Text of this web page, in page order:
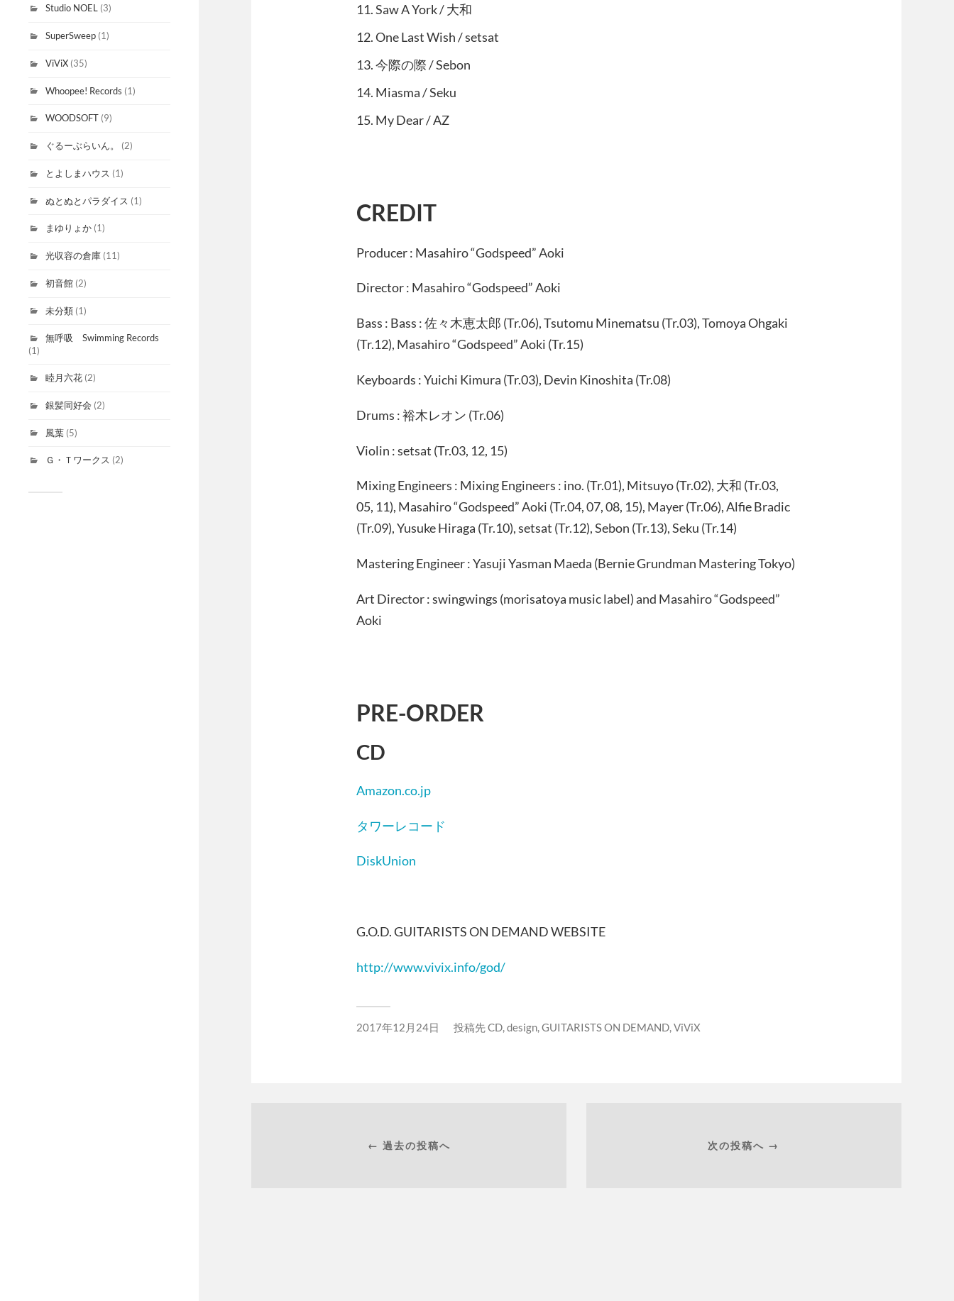
Studio NOEL (3)
SuperSweep (1)
ViViX (35)
Whoopee! Records (1)
WOODSOFT (9)
ぐるーぶらいん。 (2)
とよしまハウス (1)
ぬとぬとパラダイス (1)
まゆりょか (1)
光収容の倉庫 (11)
初音館 (2)
未分類 (1)
無呼吸 Swimming Records
(1)
睦月六花 (2)
銀髪同好会 (2)
風葉 (5)
Ｇ・Ｔワークス (2)
Saw A York / 大和
One Last Wish / setsat
今際の際 / Sebon
Miasma / Seku
My Dear / AZ
CREDIT
Producer : Masahiro “Godspeed” Aoki
Director : Masahiro “Godspeed” Aoki
Bass : Bass : 佐々木恵太郎 (Tr.06), Tsutomu Minematsu (Tr.03), Tomoya Ohgaki
(Tr.12), Masahiro “Godspeed” Aoki (Tr.15)
Keyboards : Yuichi Kimura (Tr.03), Devin Kinoshita (Tr.08)
Drums : 裕木レオン (Tr.06)
Violin : setsat (Tr.03, 12, 15)
Mixing Engineers : Mixing Engineers : ino. (Tr.01), Mitsuyo (Tr.02), 大和 (Tr.03,
05, 11), Masahiro “Godspeed” Aoki (Tr.04, 07, 08, 15), Mayer (Tr.06), Alfie Bradic
(Tr.09), Yusuke Hiraga (Tr.10), setsat (Tr.12), Sebon (Tr.13), Seku (Tr.14)
Mastering Engineer : Yasuji Yasman Maeda (Bernie Grundman Mastering Tokyo)
Art Director : swingwings (morisatoya music label) and Masahiro “Godspeed”
Aoki
PRE-ORDER
CD
Amazon.co.jp
タワーレコード
DiskUnion
G.O.D. GUITARISTS ON DEMAND WEBSITE
http://www.vivix.info/god/
2017年12月24日 投稿先CD,design,GUITARISTS ON DEMAND,ViViX
← 過去の投稿へ 次の投稿へ →